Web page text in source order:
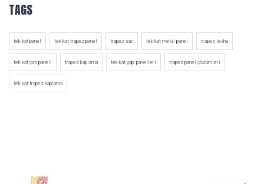
TAGS
tek kat panel tek kat trapez panel trapez sac tek kat metal panel trapez levha
tek kat çatı paneli trapez kaplama tek kat yapı panelleri trapez panel çözümleri
tek kat trapez kaplama